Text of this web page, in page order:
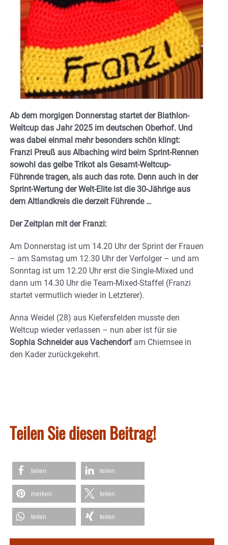
Ab dem morgigen Donnerstag startet der Biathlon-
Weltcup das Jahr 2025 im deutschen Oberhof. Und
was dabei einmal mehr besonders schön klingt:
Franzi Preuß aus Albaching wird beim Sprint-Rennen
sowohl das gelbe Trikot als Gesamt-Weltcup-
Führende tragen, als auch das rote. Denn auch in der
Sprint-Wertung der Welt-Elite ist die 30-Jährige aus
dem Altlandkreis die derzeit Führende …
Der Zeitplan mit der Franzi:
Am Donnerstag ist um 14.20 Uhr der Sprint der Frauen
– am Samstag um 12.30 Uhr der Verfolger – und am
Sonntag ist um 12.20 Uhr erst die Single-Mixed und
dann um 14.30 Uhr die Team-Mixed-Staffel (Franzi
startet vermutlich wieder in Letzterer).
Anna Weidel (28) aus Kiefersfelden musste den
Weltcup wieder verlassen – nun aber ist für sie
Sophia Schneider aus Vachendorfam Chiemsee in
den Kader zurückgekehrt.
Teilen Sie diesen Beitrag!
teilen teilen
merken teilen
teilen teilen